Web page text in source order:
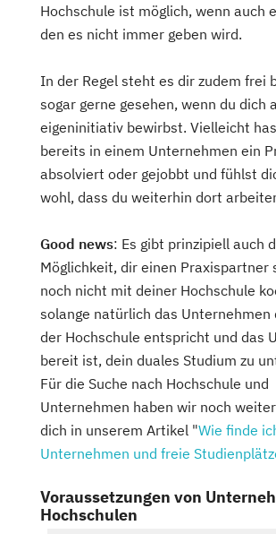
Hochschule ist möglich, wenn auch
den es nicht immer geben wird.
In der Regel steht es dir zudem frei
sogar gerne gesehen, wenn du dich
eigeninitiativ bewirbst. Vielleicht
bereits in einem Unternehmen ein
absolviert oder gejobbt und fühlst
wohl, dass du weiterhin dort
Good news: Es gibt prinzipiell auch
Möglichkeit, dir einen Praxispartner
noch nicht mit deiner Hochschule
solange natürlich das Unternehmen
der Hochschule entspricht und das
bereit ist, dein duales Studium zu
Für die Suche nach Hochschule und
Unternehmen haben wir noch
dich in unserem Artikel "Wie finde
Unternehmen und freie
Voraussetzungen von
Hochschulen